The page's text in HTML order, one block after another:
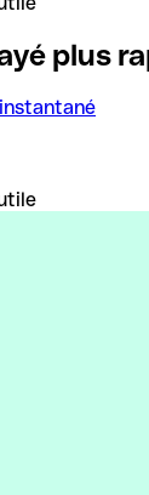
plus